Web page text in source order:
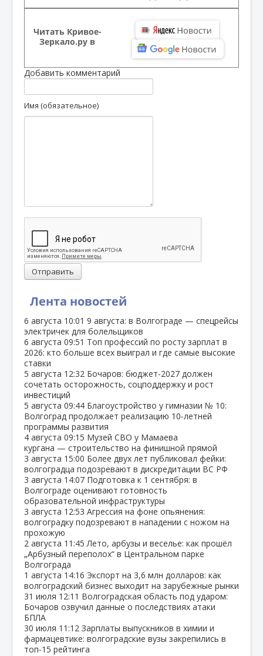
Лента новостей
6 августа 10:01 9 августа: в Волгограде — спецрейсы
электричек для болельщиков
6 августа 09:51 Топ профессий по росту зарплат в
2026: кто больше всех выиграл и где самые высокие
ставки
5 августа 12:32 Бочаров: бюджет‑2027 должен
сочетать осторожность, соцподдержку и рост
инвестиций
5 августа 09:44 Благоустройство у гимназии № 10:
Волгоград продолжает реализацию 10‑летней
программы развития
4 августа 09:15 Музей СВО у Мамаева
кургана — строительство на финишной прямой
3 августа 15:00 Более двух лет публиковал фейки:
волгоградца подозревают в дискредитации ВС РФ
3 августа 14:07 Подготовка к 1 сентября: в
Волгограде оценивают готовность
образовательной инфраструктуры
3 августа 12:53 Агрессия на фоне опьянения:
волгоградку подозревают в нападении с ножом на
прохожую
2 августа 11:45 Лето, арбузы и веселье: как прошёл
„Арбузный переполох“ в Центральном парке
Волгограда
1 августа 14:16 Экспорт на 3,6 млн долларов: как
волгоградский бизнес выходит на зарубежные рынки
31 июля 12:11 Волгоградская область под ударом:
Бочаров озвучил данные о последствиях атаки
БПЛА
30 июля 11:12 Зарплаты выпускников в химии и
фармацевтике: волгоградские вузы закрепились в
топ‑15 рейтинга
Читать Кривое-
Зеркало.ру в
Добавить комментарий
Имя (обязательное)
Отправить